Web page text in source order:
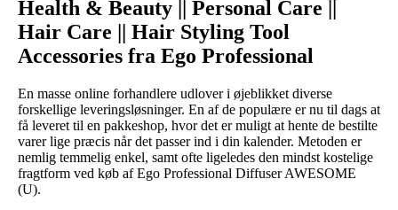
Health & Beauty || Personal Care ||
Hair Care || Hair Styling Tool
Accessories fra Ego Professional
En masse online forhandlere udlover i øjeblikket diverse
forskellige leveringsløsninger. En af de populære er nu til dags at
få leveret til en pakkeshop, hvor det er muligt at hente de bestilte
varer lige præcis når det passer ind i din kalender. Metoden er
nemlig temmelig enkel, samt ofte ligeledes den mindst kostelige
fragtform ved køb af Ego Professional Diffuser AWESOME
(U).